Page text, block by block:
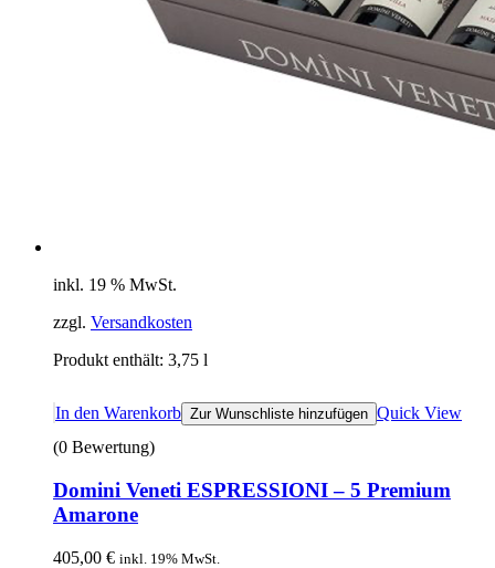
inkl. 19 % MwSt.
zzgl. Versandkosten
Produkt enthält: 3,75 l
In den Warenkorb Zur Wunschliste hinzufügen Quick View
(0 Bewertung)
Domini Veneti ESPRESSIONI – 5 Premium
Amarone
405,00 € inkl. 19% MwSt.